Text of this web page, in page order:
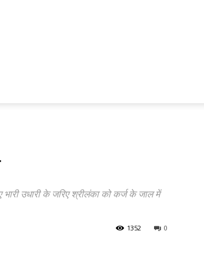
उधारी के जरिए श्रीलंका को कर्ज के जाल में
0
1352